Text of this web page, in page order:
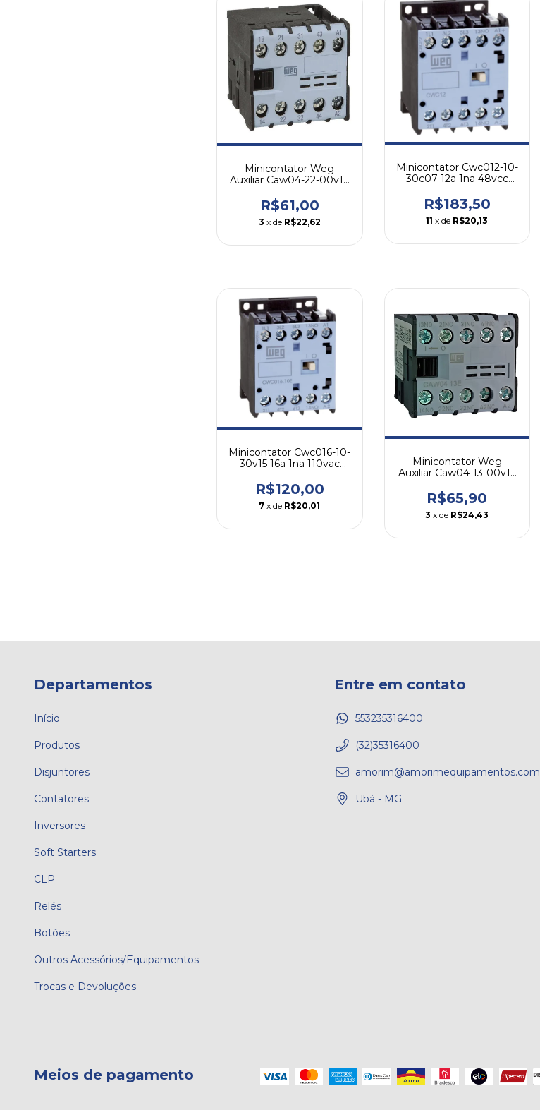
Minicontator Weg
Auxiliar Caw04-22-00v16
R$61,00
3 x de R$22,62
Minicontator Cwc012-10-
30c07 12a 1na 48vcc
R$183,50
11 x de R$20,13
Minicontator Cwc016-10-
30v15 16a 1na 110vac
R$120,00
7 x de R$20,01
Minicontator Weg
Auxiliar Caw04-13-00v16
R$65,90
3 x de R$24,43
Departamentos
Início
Produtos
Disjuntores
Contatores
Inversores
Soft Starters
CLP
Relés
Botões
Outros Acessórios/Equipamentos
Trocas e Devoluções
Entre em contato
553235316400
(32)35316400
amorim@amorimequipamentos.com
Ubá - MG
Meios de pagamento